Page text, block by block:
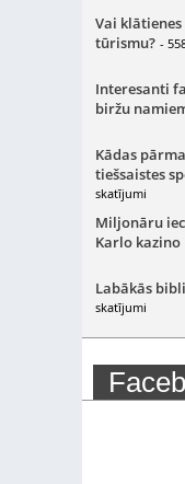
Vai
tūrismu? -
Interesanti
biržu
Kādas
tiešsaistes
skatījumi
Miljonāru
Karlo kazino
Labākās
skatījumi